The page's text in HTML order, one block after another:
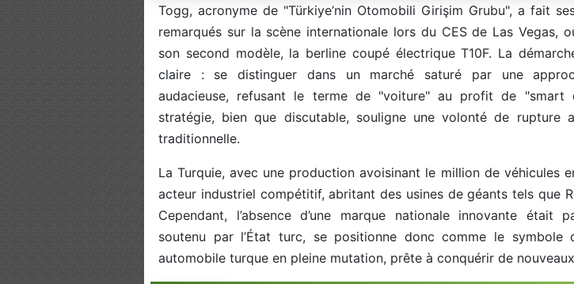
Togg, acronyme de "Türkiye’nin Otomobili Girişim Grubu", a fait
remarqués sur la scène internationale lors du CES de Las Vegas,
son second modèle, la berline coupé électrique T10F. La
claire : se distinguer dans un marché saturé par une
audacieuse, refusant le terme de "voiture" au profit de "smart
stratégie, bien que discutable, souligne une volonté de rupture
traditionnelle.
La Turquie, avec une production avoisinant le million de véhicules
acteur industriel compétitif, abritant des usines de géants tels que
Cependant, l’absence d’une marque nationale innovante était
soutenu par l’État turc, se positionne donc comme le symbole
automobile turque en pleine mutation, prête à conquérir de